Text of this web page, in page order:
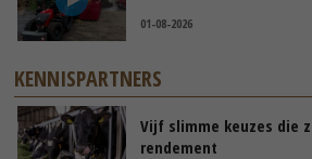
01-08-2026
KENNISPARTNERS
Vijf slimme keuzes die
rendement